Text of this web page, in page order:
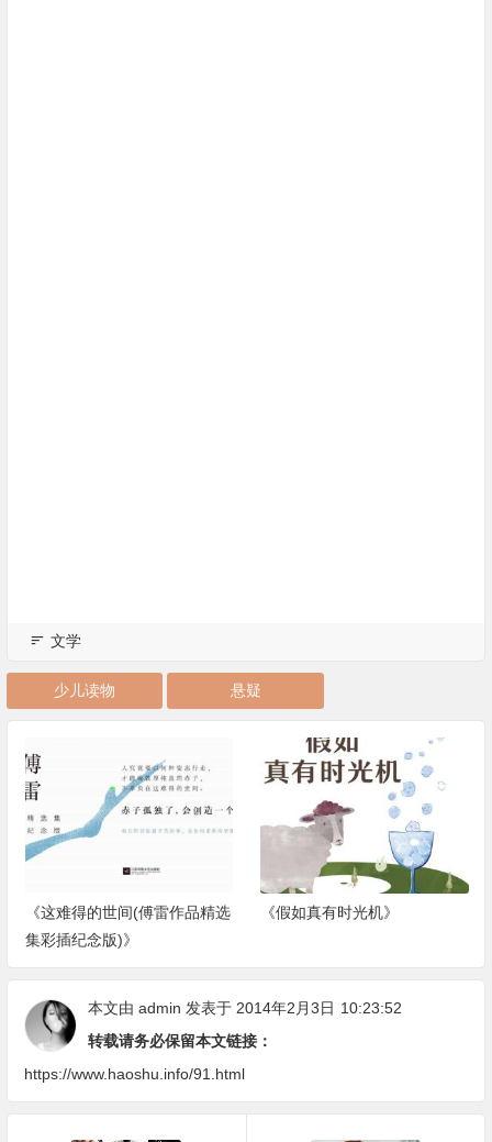
文学
少儿读物 悬疑
《这难得的世间(傅雷作品精选
集彩插纪念版)》
《假如真有时光机》
本文由 admin 发表于 2014年2月3日 10:23:52
转载请务必保留本文链接：
https://www.haoshu.info/91.html